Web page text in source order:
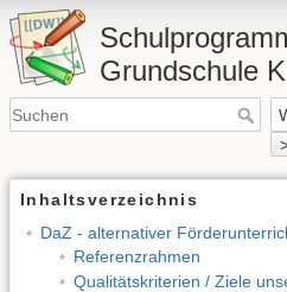
Grundschule
Inhaltsverzeichnis
DaZ - alternativer
Referenzrahmen
Qualitätskriterien / Ziele